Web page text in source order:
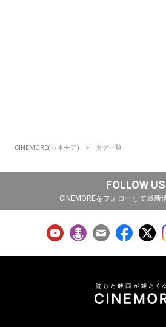
CINEMORE(シネモア) タグ一覧
FOLLOW US
CINEMOREをフォローして最新